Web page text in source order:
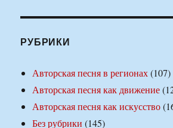
РУБРИКИ
Авторская песня в регионах(107)
Авторская песня как движение
Авторская песня как искусство
Без рубрики (145)